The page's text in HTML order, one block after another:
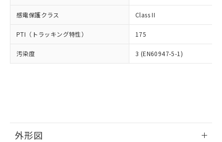
感電保護クラス Class II
PTI（トラッキング特性） 175
汚染度 3 (EN60947-5-1)
外形図
ビス）をご利用いただくには、I-Web
メンバーズにご登録されている必要が
あります。
お客様が当ウェブサイト上で当社にご
登録された部品リストについて、当社
および当社の共同利用者が、当社の製
月が前後することがあります。
※3 非含有証明書ダウンロード
※本証明書は発行日時点で非含有を証明す
るもので、過去に遡って非含有を証明する
質が外部に漏えいし、環境に深刻な影響を
及ぼさない年数を意味します。
い合わせください。
り引きをいたしません。
白
受注生産機種、また在庫状況の
情報を公開していない機種